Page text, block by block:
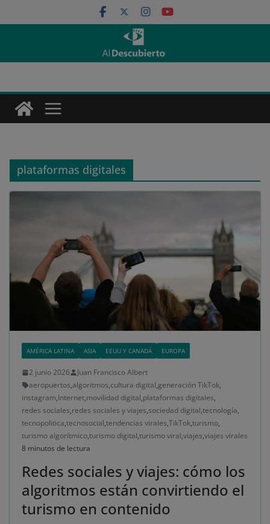
al
plataformas digitales
AMÉRICA LATINA ASIA EEUU Y CANADÁ EUROPA
2 junio 2026
Juan Francisco Albert
aeropuertos,algoritmos,cultura digital,generación TikTok,
instagram,Internet,movilidad digital,plataformas digitales,
redes sociales,redes sociales y viajes,sociedad digital,tecnología,
tecnopolitica,tecnosocial,tendencias virales,TikTok,turismo,
turismo algorítmico,turismo digital,turismo viral,viajes,viajes virales
8 minutos de lectura
Redes sociales y viajes: cómo los
algoritmos están convirtiendo el
turismo en contenido